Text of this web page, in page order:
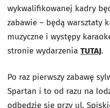
wykwalifikowanej kadry
zabawie – będą warsztaty
muzyczne i występy
stronie wydarzenia TUTAJ.
Po raz pierwszy zabawę
Spartan i to od razu na
odbędzie się przy ul.